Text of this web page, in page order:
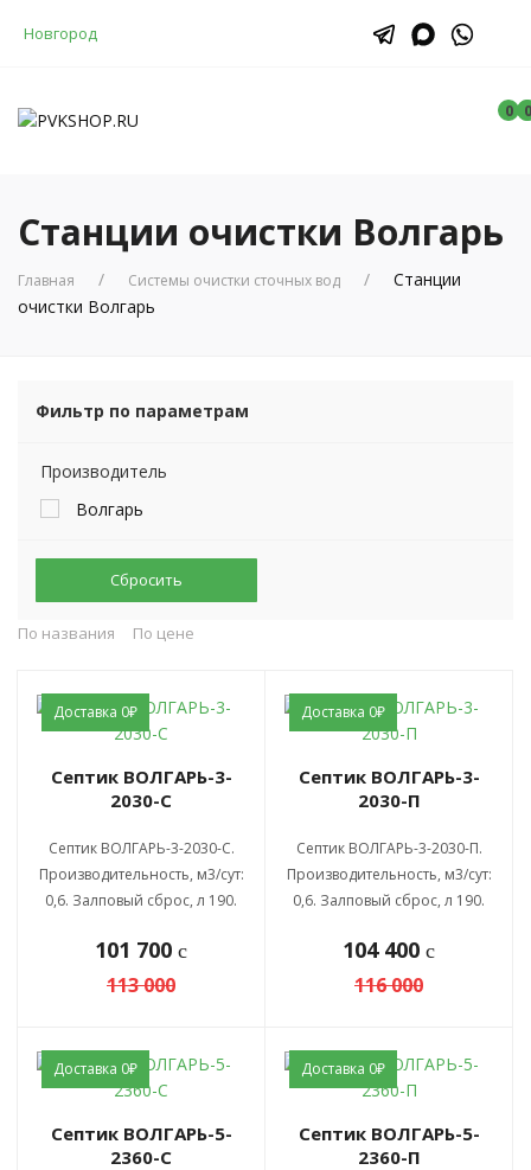
Новгород
0 0
0
Станции очистки Волгарь
Главная Системы очистки сточных вод
Станции
очистки Волгарь
Фильтр по параметрам
Производитель
Волгарь
Сбросить
По названия По цене
Доставка 0₽
Септик ВОЛГАРЬ-3-
2030-С
Септик ВОЛГАРЬ-3-2030-С.
Производительность, м3/сут:
0,6. Залповый сброс, л 190.
101 700 c
113 000
Доставка 0₽
Септик ВОЛГАРЬ-3-
2030-П
Септик ВОЛГАРЬ-3-2030-П.
Производительность, м3/сут:
0,6. Залповый сброс, л 190.
104 400 c
116 000
Доставка 0₽
Септик ВОЛГАРЬ-5-
2360-С
Доставка 0₽
Септик ВОЛГАРЬ-5-
2360-П